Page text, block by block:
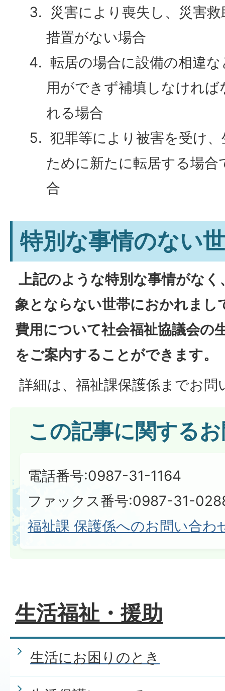
災害により喪失し、災害
措置がない場合
転居の場合に設備の相違
用ができず補填しなけれ
れる場合
犯罪等により被害を受け
ために新たに転居する場
合
特別な事情のない
上記のような特別な事情がなく
象とならない世帯におかれまし
費用について社会福祉協議会の
をご案内することができます。
詳細は、福祉課保護係までお
この記事に関する
電話番号:0987-31-1164
ファックス番号:0987-31-
福祉課 保護係へのお問い合わ
生活福祉・援助
生活にお困りのとき